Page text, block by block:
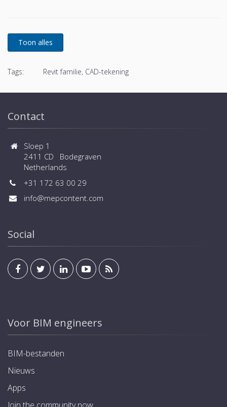
Tags: Revit familie, CAD-tekening
Contact
Sloep 1
2411 CD Bodegraven
Netherlands
+31 172 63 00 29
info@mepcontent.com
Social
Voor BIM engineers
BIM-bestanden
Nieuws
Apps